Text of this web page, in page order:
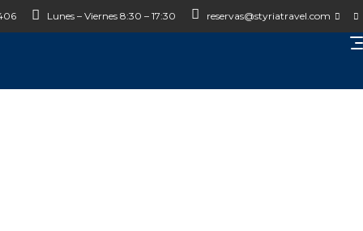
Lunes – Viernes 8:30 – 17:30 reservas@styriatravel.com